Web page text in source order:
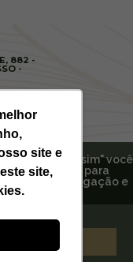
site e
site,
882 -
-
TODOS
clicando em "sim" você
dispositivo para
sua navegação e
site.